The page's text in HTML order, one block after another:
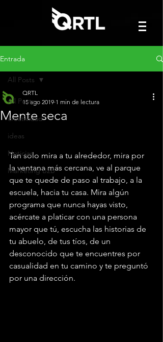
Entrada
All Posts
creatividad
ideas
Noticias
Marketing B2B
All Posts
Mente seca
QRTL
15 ago 2019 1 min de lectura
Tan solo mira a tu alrededor, mira por
la ventana más cercana, ve al parque
que te quede de paso al trabajo, a la
escuela, hacia tu casa. Mira algún
programa que nunca hayas visto,
acércate a platicar con una persona
mayor que tú, escucha las historias de
tu abuelo, de tus tíos, de un
desconocido que te encuentres por
casualidad en tu camino y te preguntó
por una dirección.